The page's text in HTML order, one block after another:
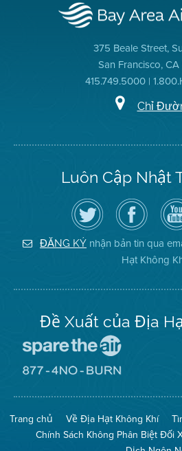
375 Beale Street,
San Francisco,
415.749.5000 |
Chỉ
Luôn Cập Nhật
Hãy
theo
dõi
Địa
Hạt
Không
Truy
cập
Trang
Facebook
của
Địa
Hạt
ĐĂNG KÝ nhận bản tin qua
Hạt Không
Đề Xuất của Địa
The
(Bảo
Toàn
Không
Khí)
Mạng
No
Burn
(Không
Đốt)
Trang chủ Về Địa Hạt Không Khí
Chính Sách Không Phân Biệt Đối